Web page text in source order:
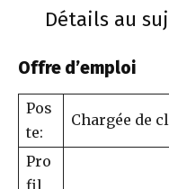
Détails au
Offre d’emploi
Pos
te:
Chargée de
Pro
fil